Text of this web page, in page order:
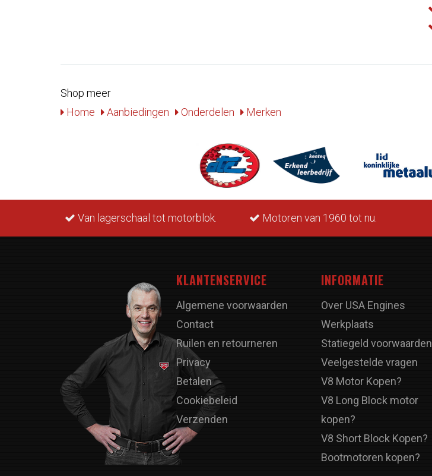
Shop meer
Home
Aanbiedingen Onderdelen Merken
Van lagerschaal tot motorblok. Motoren van 1960 tot nu.
KLANTENSERVICE
Algemene voorwaarden
Contact
Ruilen en retourneren
Privacy
Betalen
Cookiebeleid
Verzenden
INFORMATIE
Over USA Engines
Werkplaats
Statiegeld voorwaarden
Veelgestelde vragen
V8 Motor Kopen?
V8 Long Block motor
kopen?
V8 Short Block Kopen?
Bootmotoren kopen?